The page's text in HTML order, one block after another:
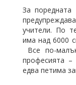
За поредната
учители. По
има над 6000
Все по-
професията –
едва петима